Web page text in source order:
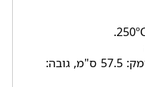
רוחב: 59.5 ס"מ, עומק: 57.5 ס"מ, גובה: